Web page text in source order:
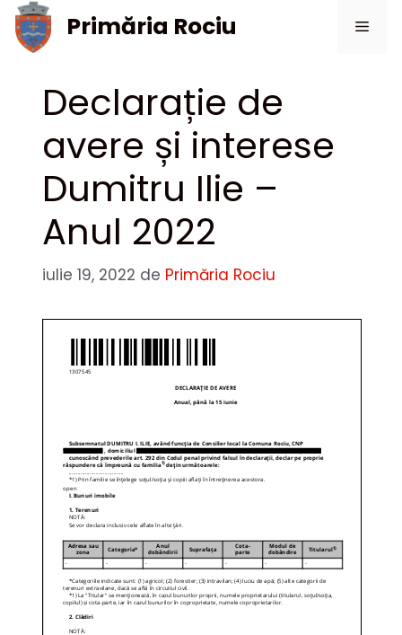
Sari
conținut
Primăria Rociu
Declarație de
avere și interese
Dumitru Ilie –
Anul 2022
iulie 19, 2022 de Primăria Rociu